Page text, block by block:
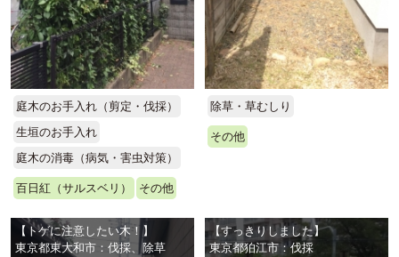
庭木のお手入れ（剪定・伐採）
生垣のお手入れ
庭木の消毒（病気・害虫対策）
百日紅（サルスベリ） その他
除草・草むしり
その他
【トゲに注意したい木！】
東京都東大和市：伐採、除草
【すっきりしました】
東京都狛江市：伐採